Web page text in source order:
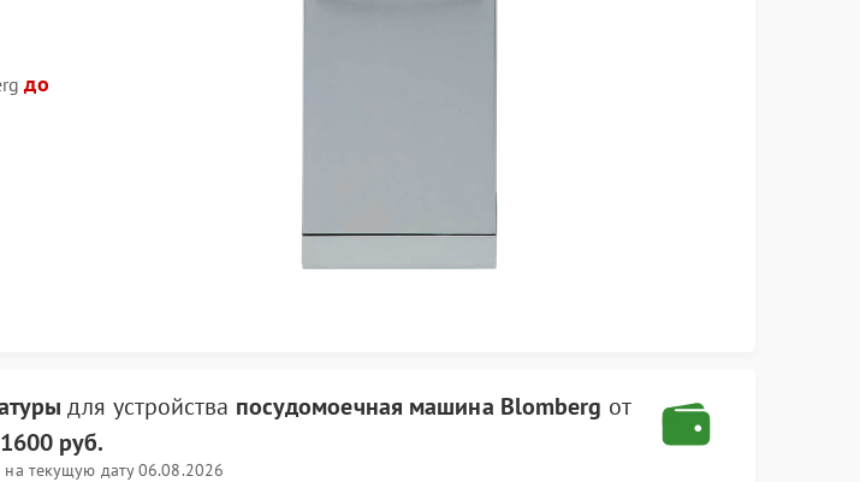
до
для устройства посудомоечная машина Blomberg от
1600 руб.
на текущую дату 06.08.2026